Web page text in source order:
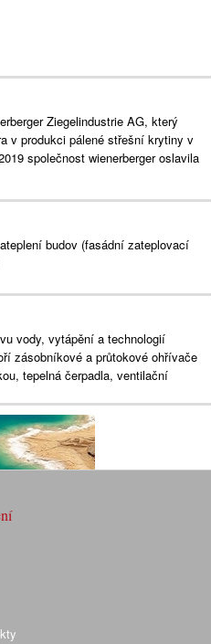
Ziegelindustrie AG, který
v produkci pálené střešní krytiny v
společnost wienerberger oslavila
budov (fasádní zateplovací
vody, vytápění a technologií
zásobníkové a průtokové ohřívače
tepelná čerpadla, ventilační